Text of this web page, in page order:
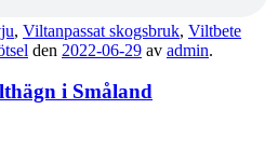
, Viltanpassat skogsbruk, Viltbete
den 2022-06-29 av admin.
i Småland